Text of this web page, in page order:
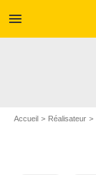
menu
Accueil Réalisateur